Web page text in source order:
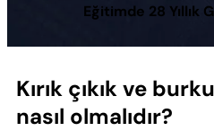
Eğitimde 28 Yıllık
Kırık çıkık ve
nasıl olmalıdır?